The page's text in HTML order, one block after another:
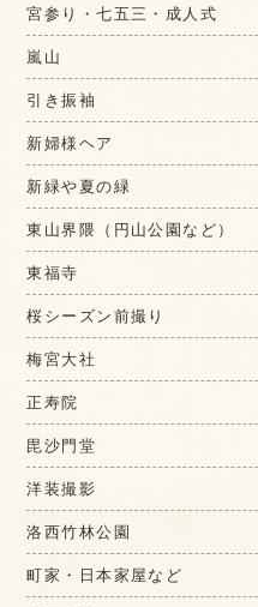
宮参り・七五三・成人式
嵐山
引き振袖
新婦様ヘア
新緑や夏の緑
東山界隈（円山公園など）
東福寺
桜シーズン前撮り
梅宮大社
正寿院
毘沙門堂
洋装撮影
洛西竹林公園
町家・日本家屋など